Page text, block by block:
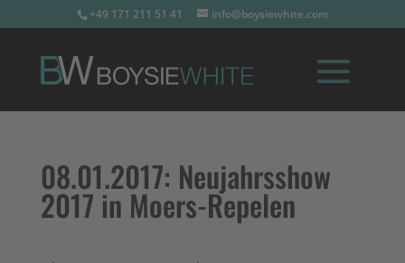
+49 171 211 51 41 info@boysiewhite.com
08.01.2017: Neujahrsshow
2017 in Moers-Repelen